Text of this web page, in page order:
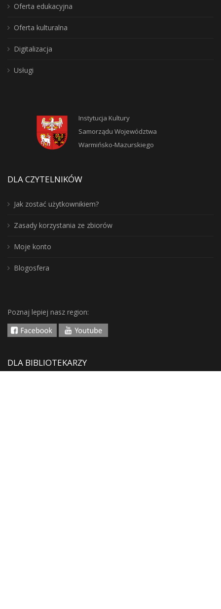
Oferta edukacyjna
Oferta kulturalna
Digitalizacja
Usługi
Instytucja Kultury
Samorządu Województwa
Warmińsko-Mazurskiego
DLA CZYTELNIKÓW
Jak zostać użytkownikiem?
Zasady korzystania ze zbiorów
Moje konto
Blogosfera
Poznaj lepiej nasz region:
DLA BIBLIOTEKARZY